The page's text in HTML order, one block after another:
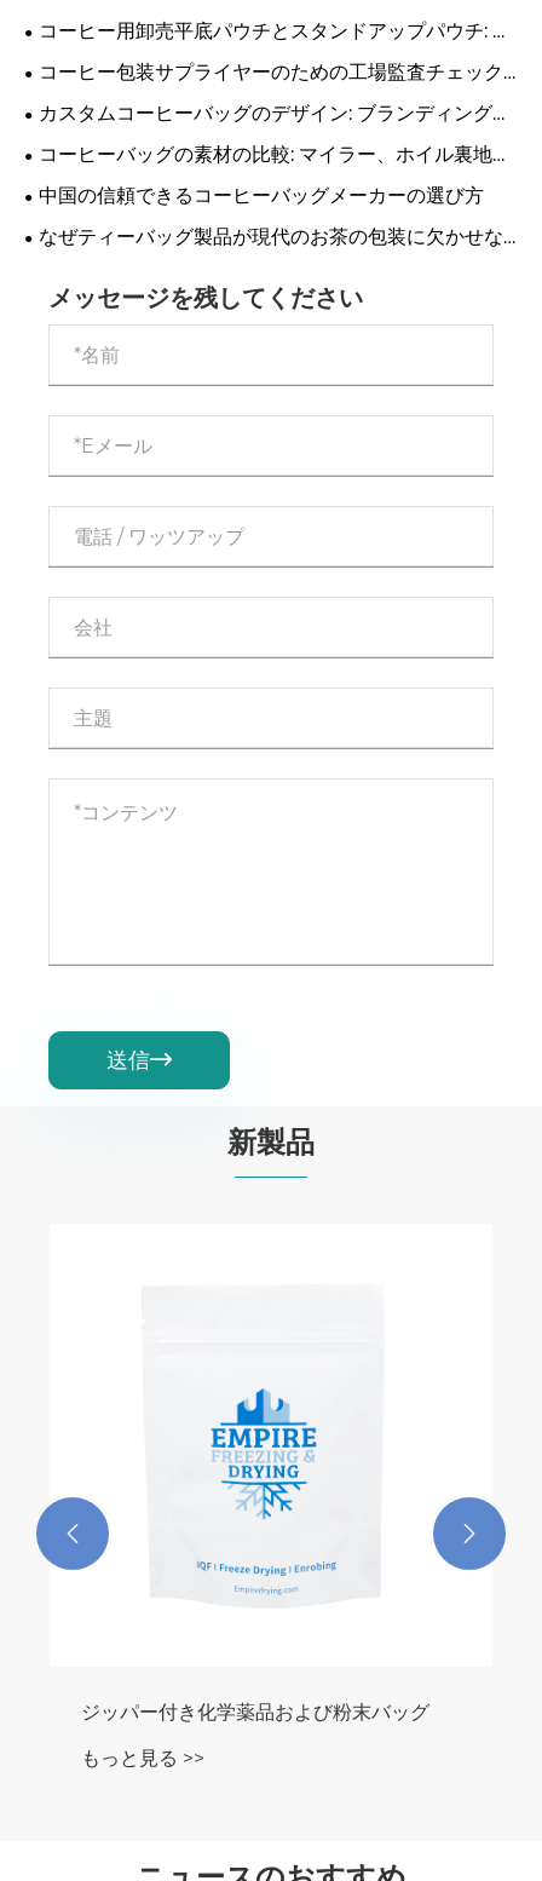
コーヒー用卸売平底パウチとスタンドアップパウチ: 戦
略的な比較 TDK:
コーヒー包装サプライヤーのための工場監査チェック
リスト: プロフェッショナル B2B ガイド
カスタムコーヒーバッグのデザイン: ブランディングと
保存のバランスをとる
コーヒーバッグの素材の比較: マイラー、ホイル裏地、
堆肥化可能なコーヒーバッグ
中国の信頼できるコーヒーバッグメーカーの選び方
なぜティーバッグ製品が現代のお茶の包装に欠かせな
メッセージを残してください
送信
新製品
ジッパー付き化学薬品および粉末バッグ
もっと見る >>
 